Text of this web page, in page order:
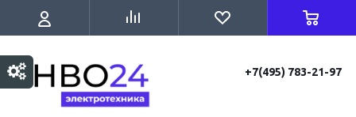
+7(495) 783-21-97